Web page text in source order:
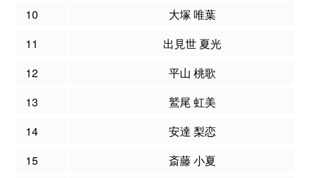
10
大塚 唯葉
11
出見世 夏光
12
平山 桃歌
13
鷲尾 虹美
14
安達 梨恋
15
斎藤 小夏